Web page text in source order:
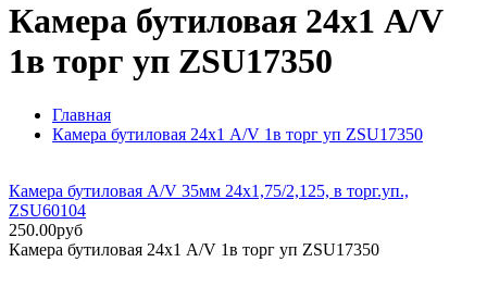
Камера бутиловая 24х1 A/V
1в торг уп ZSU17350
Главная
Камера бутиловая 24х1 A/V 1в торг уп ZSU17350
Камера бутиловая A/V 35мм 24х1,75/2,125, в торг.уп.,
ZSU60104
250.00руб
Камера бутиловая 24х1 A/V 1в торг уп ZSU17350